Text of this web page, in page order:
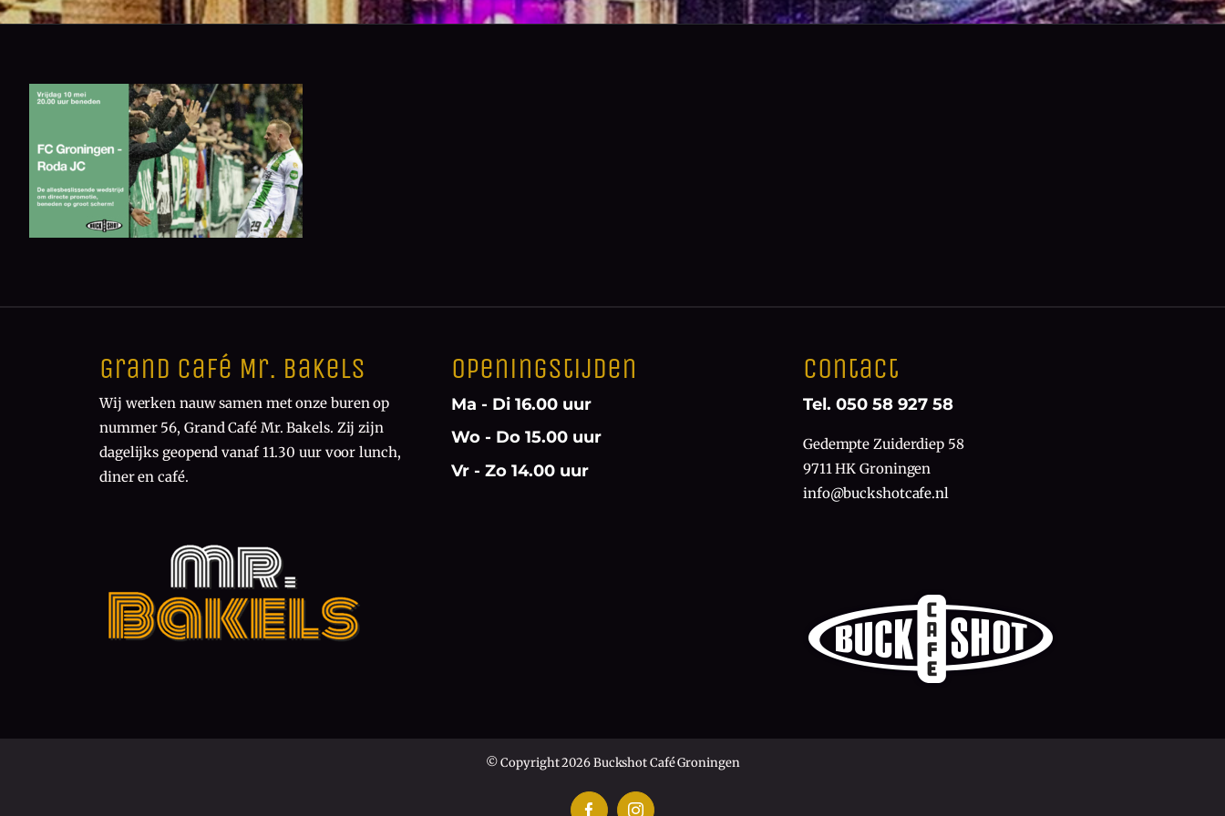
Grand Café Mr. Bakels
Wij werken nauw samen met onze buren op
nummer 56, Grand Café Mr. Bakels. Zij zijn
dagelijks geopend vanaf 11.30 uur voor lunch,
diner en café.
Openingstijden
Ma - Di 16.00 uur
Wo - Do 15.00 uur
Vr - Zo 14.00 uur
Contact
Tel. 050 58 927 58
Gedempte Zuiderdiep 58
9711 HK Groningen
info@buckshotcafe.nl
© Copyright 2026 Buckshot Café Groningen